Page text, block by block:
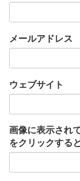
メールアドレス
ウェブサイト
画像に表示され
をクリックする